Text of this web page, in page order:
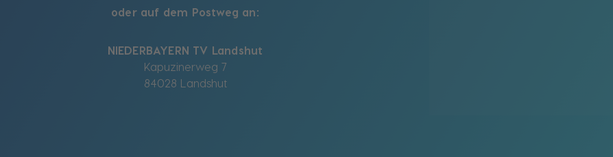
oder auf dem Postweg an:
NIEDERBAYERN TV Landshut
Kapuzinerweg 7
84028 Landshut